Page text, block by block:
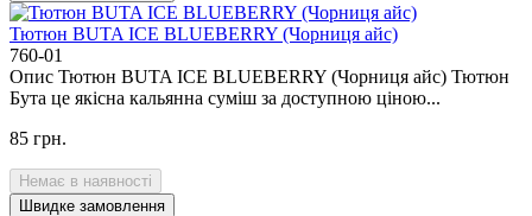
Тютюн BUTA ICE BLUEBERRY (Чорниця айс)
760-01
Опис Тютюн BUTA ICE BLUEBERRY (Чорниця айс) Тютюн
Бута це якісна кальянна суміш за доступною ціною...
85 грн.
Немає в наявності
Швидке замовлення